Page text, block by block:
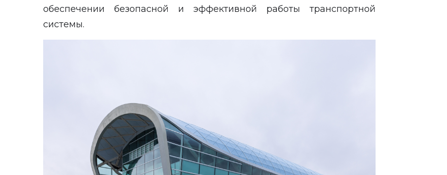
обеспечении безопасной и эффективной работы транспортной
системы.